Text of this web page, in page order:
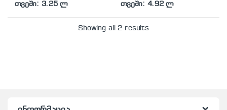
თვეში: 3.25 ლ თვეში: 4.92 ლ
Showing all 2 results